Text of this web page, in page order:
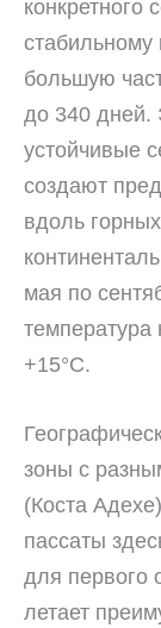
конкретного
большую
до 340 дней.
устойчивые
создают
вдоль
мая по
температура
+15°C.
зоны с
(Коста
пассаты
для первого
летает